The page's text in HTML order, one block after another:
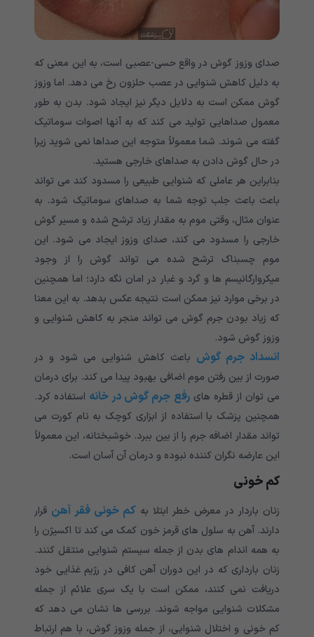
صدای وزوز گوش در واقع حسی-عصبی است، به این معنی که
به دلیل کاهش شنوایی در عصب حلزون رخ می دهد. اما وزوز
گوش ممکن است به دلایل دیگر نیز ایجاد شود. بدن به طور
معمول صداهایی تولید می کند که به آنها اصوات سوماتیک
گفته می شوند. شما معمولاً متوجه این صداها نمی شوید زیرا
در حال گوش دادن به صداهای خارجی هستید.
بنابراین هر عاملی که شنوایی طبیعی را مسدود کند می تواند
باعث باعث جلب توجه شما به صداهای سوماتیک شود. به
عنوان مثال، وقتی موم به مقدار زیاد ترشح شده و مسیر گوش
خارجی را مسدود می کند، صدای وزوز ایجاد می شود. این
موم چسبناک ترشح شده می تواند گوش را از وجود
میکروارگانیسم ها و گرد و غبار در امان نگه دارد؛ اما همچنین
در برخی موارد نیز ممکن است نتیجه عکس بدهد. به این معنا
که زیاد بودن جرم گوش می تواند منجر به کاهش شنوایی و
وزوز گوش شود.
انسداد جرم گوش باعث کاهش شنوایی می شود و در
صورت از بین رفتن موم اضافی بهبود پیدا می کند. برای درمان
می توان از قطره هایرفع جرم گوش در خانه استفاده کرد.
همچنین پزشک با استفاده از ابزاری کوچک به نام کورت می
تواند مقدار اضافه جرم را از بین ببرد. خوشبختانه، این معمولاً
این عارضه نگران کننده نبوده و درمان آن آسان است.
کم خونی
زنان باردار در معرض خطر ابتلا به کم خونی فقر آهن قرار
دارند. آهن به سلول های قرمز خون کمک می کند تا اکسیژن را
به همه اندام های بدن از جمله سیستم شنوایی منتقل کنند.
زنان بارداری که در این دوران آهن کافی در رژیم غذایی خود
دریافت نمی کنند، ممکن است با یک سری علائم از جمله
مشکلات شنوایی مواجه شوند. بررسی ها نشان می دهد که
کم خونی و اختلال شنوایی، از جمله وزوز گوش، با هم ارتباط